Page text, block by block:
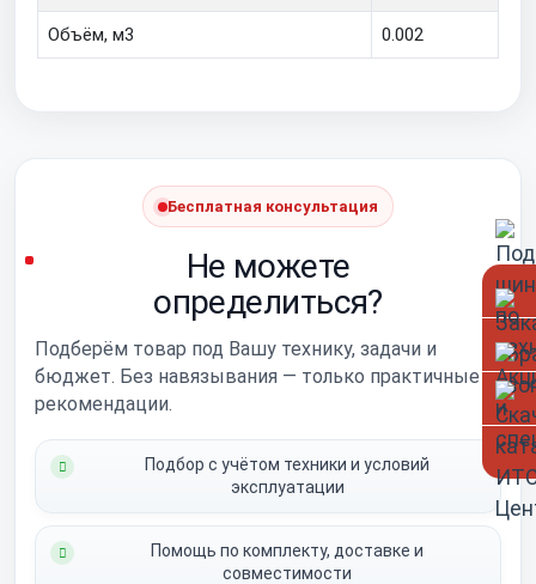
Объём, м3 0.002
Бесплатная консультация
Не можете
определиться?
Подберём товар под Вашу технику, задачи и
бюджет. Без навязывания — только практичные
рекомендации.
Подбор с учётом техники и условий
эксплуатации
Помощь по комплекту, доставке и
совместимости